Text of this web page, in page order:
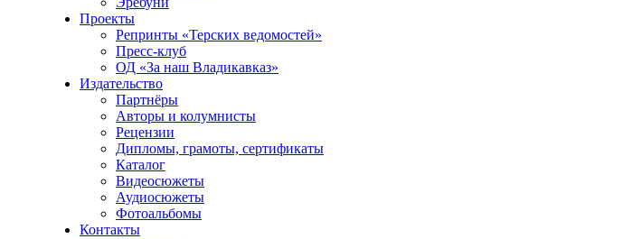
Проекты
Репринты «Терских ведомостей»
Пресс-клуб
ОД «За наш Владикавказ»
Издательство
Партнёры
Авторы и колумнисты
Рецензии
Дипломы, грамоты, сертификаты
Каталог
Видеосюжеты
Аудиосюжеты
Фотоальбомы
Контакты